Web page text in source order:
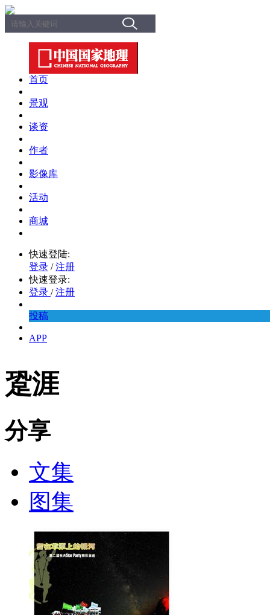
首页
景观
谈资
作者
影像库
活动
商城
快速登陆:
登录 / 注册
快速登录:
登录 / 注册
投稿
APP
跫涯
分享
文集
图集